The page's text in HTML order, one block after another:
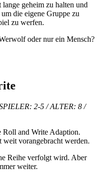
geheim zu halten und
die eigene Gruppe zu
zu werfen.
oder nur ein Mensch?
2-5 / ALTER: 8 /
Roll and Write Adaption.
weit vorangebracht werden.
Reihe verfolgt wird. Aber
weiter.